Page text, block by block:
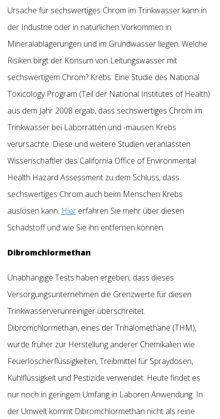
Ursache für sechswertiges Chrom im Trinkwasser kann in
der Industrie oder in natürlichen Vorkommen in
Mineralablagerungen und im Grundwasser liegen. Welche
Risiken birgt der Konsum von Leitungswasser mit
sechswertigem Chrom? Krebs. Eine Studie des National
Toxicology Program (Teil der National Institutes of Health)
aus dem Jahr 2008 ergab, dass sechswertiges Chrom im
Trinkwasser bei Laborratten und -mäusen Krebs
verursachte. Diese und weitere Studien veranlassten
Wissenschaftler des California Office of Environmental
Health Hazard Assessment zu dem Schluss, dass
sechswertiges Chrom auch beim Menschen Krebs
auslösen kann. Hier erfahren Sie mehr über diesen
Schadstoff und wie Sie ihn entfernen können.
Dibromchlormethan
Unabhängige Tests haben ergeben, dass dieses
Versorgungsunternehmen die Grenzwerte für diesen
Trinkwasserverunreiniger überschreitet.
Dibromchlormethan, eines der Trihalomethane (THM),
wurde früher zur Herstellung anderer Chemikalien wie
Feuerlöscherflüssigkeiten, Treibmittel für Spraydosen,
Kühlflüssigkeit und Pestizide verwendet. Heute findet es
nur noch in geringem Umfang in Laboren Anwendung. In
der Umwelt kommt Dibromchlormethan nicht als reine